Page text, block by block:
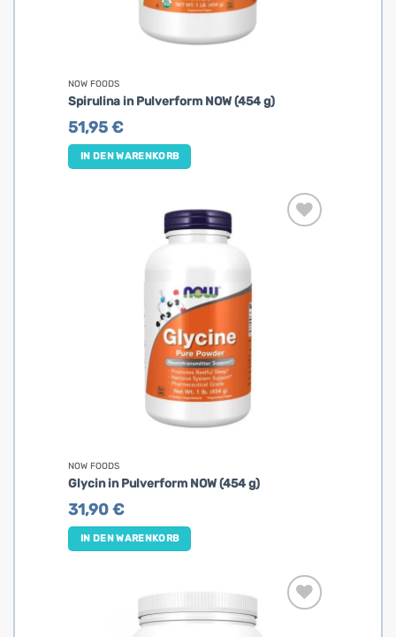
NOW FOODS
Spirulina in Pulverform NOW (454 g)
51,95€
IN DEN WARENKORB
NOW FOODS
Glycin in Pulverform NOW (454 g)
31,90€
IN DEN WARENKORB